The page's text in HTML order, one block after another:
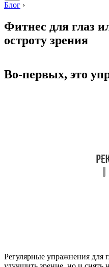
Блог ›
Фитнес для глаз
остроту зрения
Во-первых, это
Регулярные упражнения для